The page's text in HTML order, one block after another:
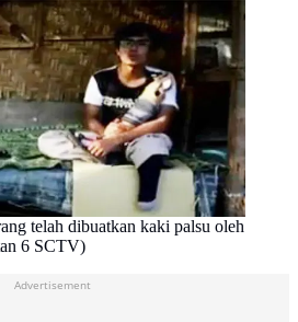
telah dibuatkan kaki palsu oleh
6 SCTV)
Advertisement